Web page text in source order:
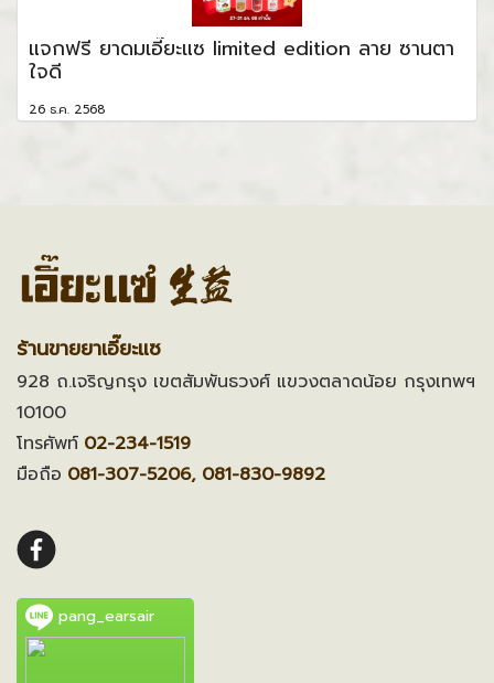
แจกฟรี ยาดมเอี๊ยะแซ limited edition ลาย ซานตา
ใจดี
26 ธ.ค. 2568
ร้านขายยาเอี๊ยะแซ
928 ถ.เจริญกรุง เขตสัมพันธวงศ์ แขวงตลาดน้อย กรุงเทพฯ
10100
โทรศัพท์ 02-234-1519
มือถือ 081-307-5206, 081-830-9892
pang_earsair